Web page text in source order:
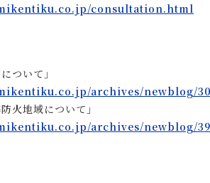
consultation.html
ついて」
archives/newblog/
火地域について」
archives/newblog/